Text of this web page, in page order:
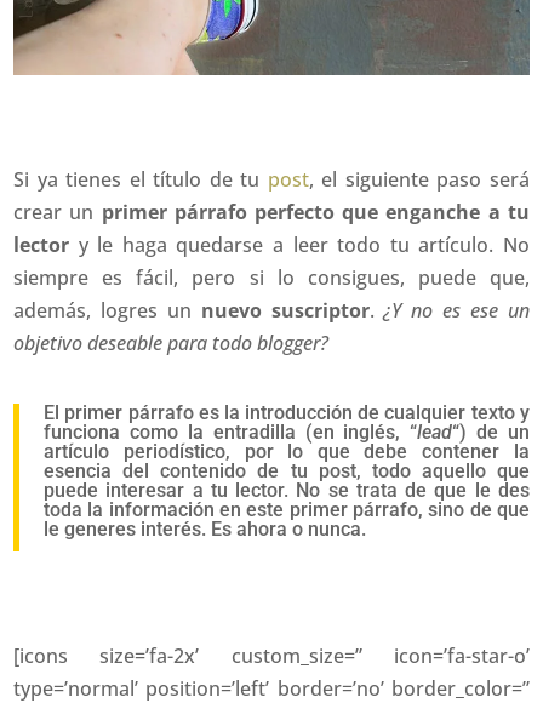
Si ya tienes el título de tu post, el siguiente paso será
crear un primer párrafo perfecto que enganche a tu
lector y le haga quedarse a leer todo tu artículo. No
siempre es fácil, pero si lo consigues, puede que,
además, logres un nuevo suscriptor.¿Y no es ese un
objetivo deseable para todo blogger?
El primer párrafo es la introducción de cualquier texto y
funciona como la entradilla (en inglés, “lead“) de un
artículo periodístico, por lo que debe contener la
esencia del contenido de tu post, todo aquello que
puede interesar a tu lector. No se trata de que le des
toda la información en este primer párrafo, sino de que
le generes interés. Es ahora o nunca.
[icons size=’fa-2x’ custom_size=” icon=’fa-star-o’
type=’normal’ position=’left’ border=’no’ border_color=”